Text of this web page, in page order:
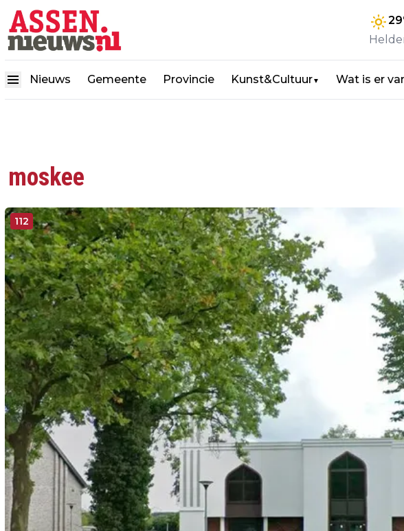
29
Nieuws Gemeente Provincie Kunst&Cultuur▼ Wat is er
moskee
112